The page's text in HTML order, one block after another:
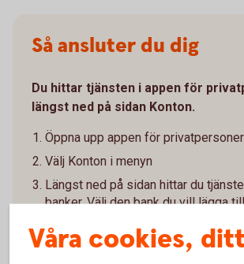
Så ansluter du dig
Du hittar tjänsten i appen för
längst ned på sidan Konton.
Öppna upp appen för privatpersoner
Välj Konton i menyn
Längst ned på sidan hittar du
banker. Välj den bank du vill lägga till
Ge ditt samtycke och godkänn
Legitimera dig hos den andra banken
Våra cookies,